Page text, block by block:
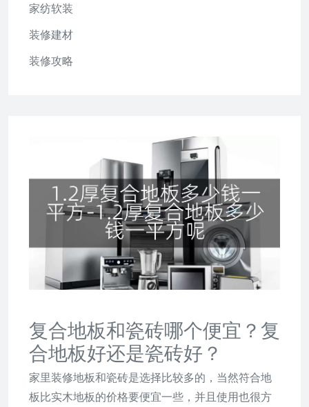
复合地板和瓷砖哪个便宜？复
合地板好还是瓷砖好？
家里装修地板和瓷砖是选择比较多的，当然符合地
板比实木地板的价格要便宜一些，并且使用也很方
家纺软装
装修建材
装修攻略